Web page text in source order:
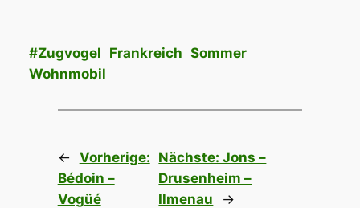
#Zugvogel Frankreich Sommer
Wohnmobil
← Vorherige:
Bédoin –
Vogüé
Nächste:Jons –
Drusenheim –
Ilmenau
→